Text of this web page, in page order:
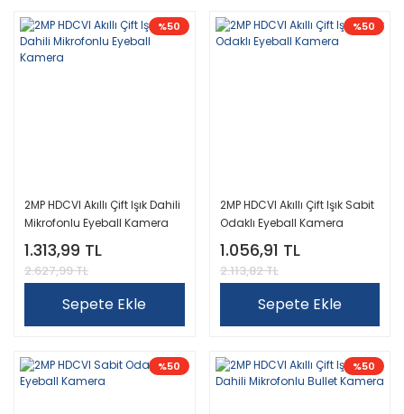
%50
2MP HDCVI Akıllı Çift Işık Dahili
Mikrofonlu Eyeball Kamera
1.313,99 TL
2.627,99 TL
Sepete Ekle
%50
2MP HDCVI Akıllı Çift Işık Sabit
Odaklı Eyeball Kamera
1.056,91 TL
2.113,82 TL
Sepete Ekle
%50 %50